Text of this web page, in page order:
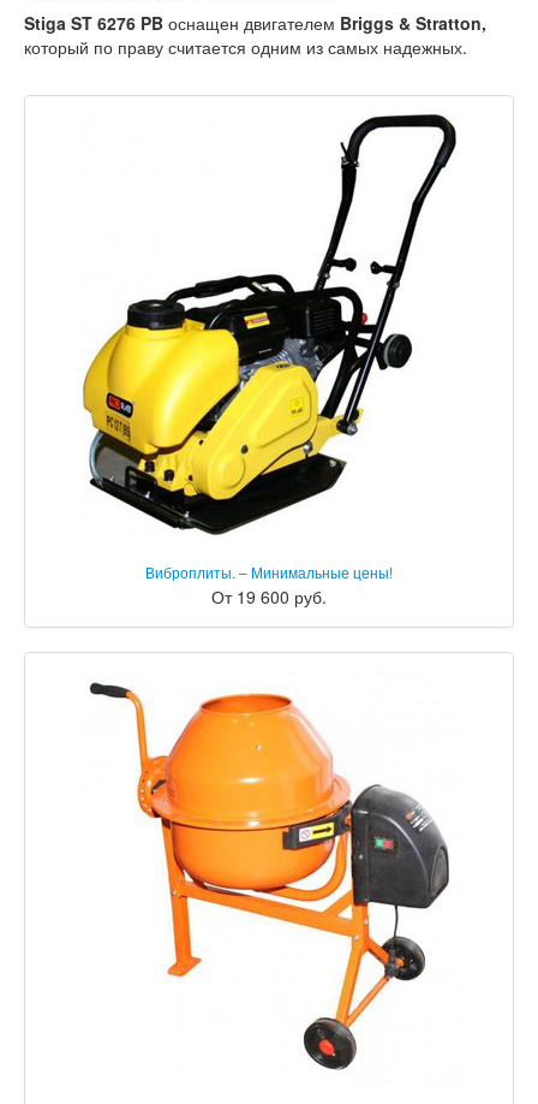
Stiga ST 6276 PB оснащен двигателем Briggs & Stratton,
который по праву считается одним из самых надежных.
Виброплиты. – Минимальные цены!
От 19 600 руб.